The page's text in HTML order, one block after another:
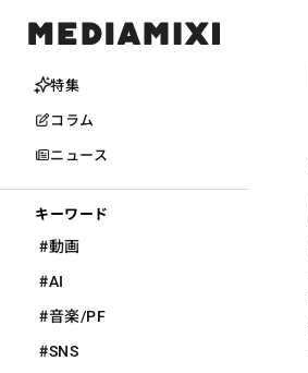
特集
コラム
ニュース
キーワード
#動画
#AI
#音楽/PF
#SNS